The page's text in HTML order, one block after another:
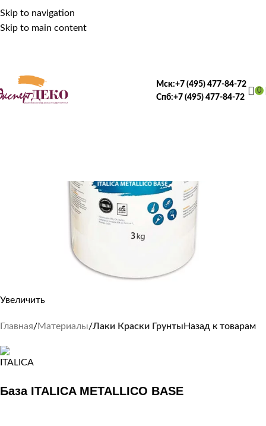
Skip to navigation
Skip to main content
Мск:+7 (495) 477-84-72
Спб:+7 (495) 477-84-72
0
Увеличить
Главная Материалы Лаки Краски Грунты Назад к товарам
База ITALICA METALLICO BASE